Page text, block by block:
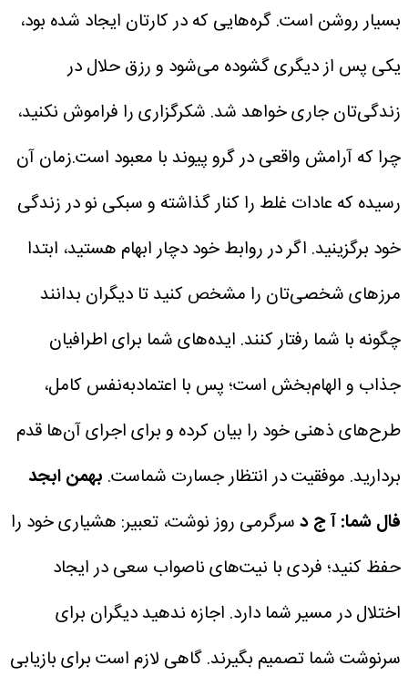
بسیار روشن است. گره‌هایی که در کارتان ایجاد شده بود،
یکی پس از دیگری گشوده می‌شود و رزق حلال در
زندگی‌تان جاری خواهد شد. شکرگزاری را فراموش نکنید،
چرا که آرامش واقعی در گرو پیوند با معبود است.زمان آن
رسیده که عادات غلط را کنار گذاشته و سبکی نو در زندگی
خود برگزینید. اگر در روابط خود دچار ابهام هستید، ابتدا
مرزهای شخصی‌تان را مشخص کنید تا دیگران بدانند
چگونه با شما رفتار کنند. ایده‌های شما برای اطرافیان
جذاب و الهام‌بخش است؛ پس با اعتمادبه‌نفس کامل،
طرح‌های ذهنی خود را بیان کرده و برای اجرای آن‌ها قدم
بردارید. موفقیت در انتظار جسارت شماست. بهمنابجد
فال شما: آ ج دسرگرمی روز نوشت، تعبیر: هشیاری خود را
حفظ کنید؛ فردی با نیت‌های ناصواب سعی در ایجاد
اختلال در مسیر شما دارد. اجازه ندهید دیگران برای
سرنوشت شما تصمیم بگیرند. گاهی لازم است برای بازیابی